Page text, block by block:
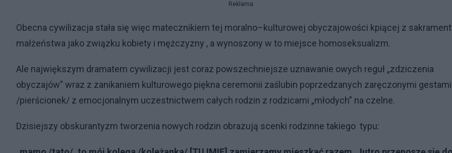
Reklama
Obecna cywilizacja stała się więc matecznikiem tej moralno–kulturowej obyczajowości kpiącej z
małżeństwa jako związku kobiety i mężczyzny , a wynoszony w to miejsce homoseksualizm.
Ale największym dramatem cywilizacji jest coraz powszechniejsze uznawanie owych reguł „zdziczenia
obyczajów” wraz z zanikaniem kulturowego piękna ceremonii zaślubin poprzedzanych zaręczonymi gestami
/pierścionek/ z emocjonalnym uczestnictwem całych rodzin z rodzicami „młodych” na czelne.
Dzisiejszy obskurantyzm tworzenia nowych rodzin obrazują scenki rodzinne takiego typu: